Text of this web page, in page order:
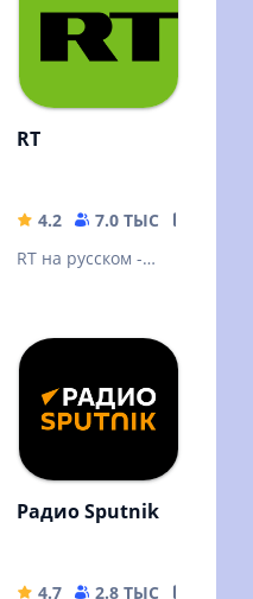
MB
RT
4.2 7.0 ТЫС
RT на русском -
на Украине и в
мире
Радио Sputnik
4.7 2.8 ТЫС